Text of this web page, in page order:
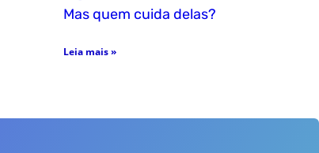
Mas quem cuida delas?
Leia mais »